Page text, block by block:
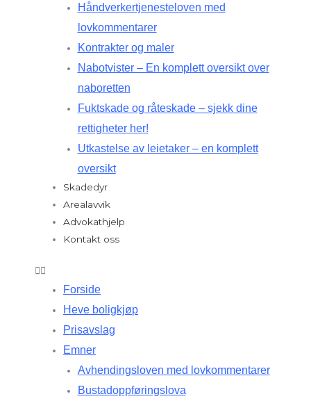
Håndverkertjenesteloven med
lovkommentarer
Kontrakter og maler
Nabotvister – En komplett oversikt over
naboretten
Fuktskade og råteskade – sjekk dine
rettigheter her!
Utkastelse av leietaker – en komplett
oversikt
Skadedyr
Arealavvik
Advokathjelp
Kontakt oss
Forside
Heve boligkjøp
Prisavslag
Emner
Avhendingsloven med lovkommentarer
Bustadoppføringslova